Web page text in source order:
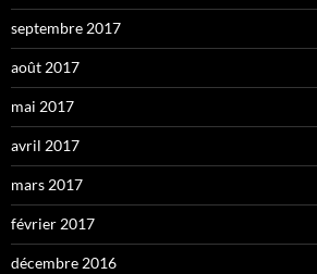
septembre 2017
août 2017
mai 2017
avril 2017
mars 2017
février 2017
décembre 2016